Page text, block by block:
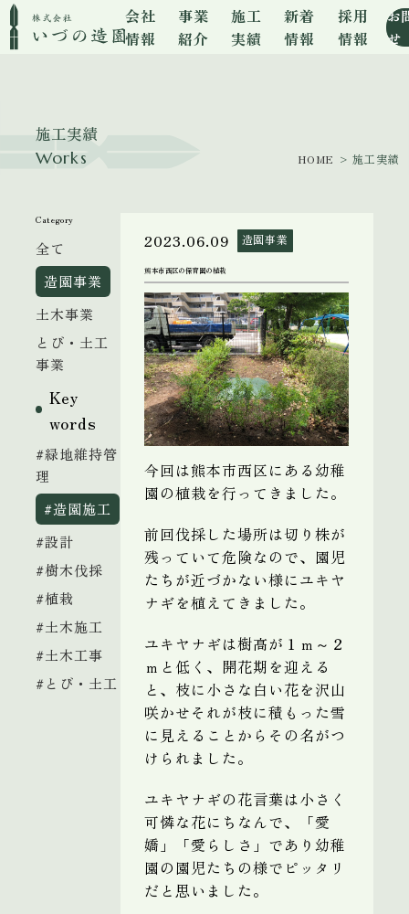
会社
情報
事業
紹介
施工
実績
新着
情報
採用
情報
お
せ
施工実績
Works HOME > 施工実績
Category
全て
造園事業
土木事業
とび・土工
事業
Key
words
#緑地維持管
理
#造園施工
#設計
#樹木伐採
#植栽
#土木施工
#土木工事
#とび・土工
2023.06.09 造園事業
熊本市西区の保育園の植栽
今回は熊本市西区にある幼稚
園の植栽を行ってきました。
前回伐採した場所は切り株が
残っていて危険なので、園児
たちが近づかない様にユキヤ
ナギを植えてきました。
ユキヤナギは樹高が１ｍ～２
ｍと低く、開花期を迎える
と、枝に小さな白い花を沢山
咲かせそれが枝に積もった雪
に見えることからその名がつ
けられました。
ユキヤナギの花言葉は小さく
可憐な花にちなんで、「愛
嬌」「愛らしさ」であり幼稚
園の園児たちの様でピッタリ
だと思いました。